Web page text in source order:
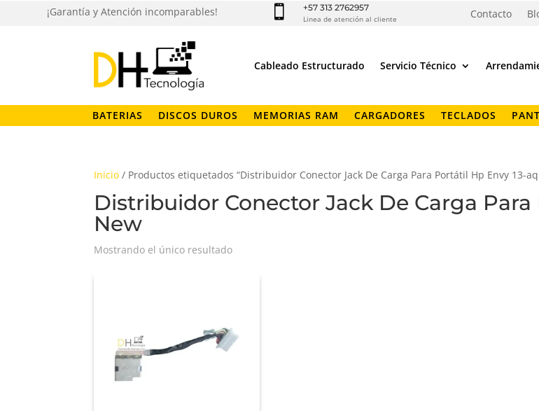
¡Garantía y Atención incomparables!  +57 313 2762957
Linea de atención al cliente Contacto
Cableado Estructurado Servicio Técnico
BATERIAS DISCOS DUROS MEMORIAS RAM CARGADORES TECLADOS
Inicio / Productos etiquetados “Distribuidor Conector Jack De Carga Para Portátil Hp Envy 13-
Distribuidor Conector Jack De Carga Para
New
Mostrando el único resultado